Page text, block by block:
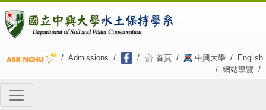
/ Admissions / / 首頁 / 中興大學 /
English
/ 網站導覽 /